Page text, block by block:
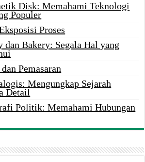
Disk: Memahami Teknologi
Populer
Proses
dan Bakery: Segala Hal yang
Pemasaran
Mengungkap Sejarah
Detail
Politik: Memahami Hubungan